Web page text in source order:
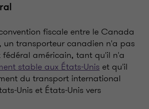
fiscale entre le Canada
un transporteur canadien n'a pas
américain, tant qu'il n'a
stable aux États-Unis et qu'il
du transport international
Unis et États-Unis vers